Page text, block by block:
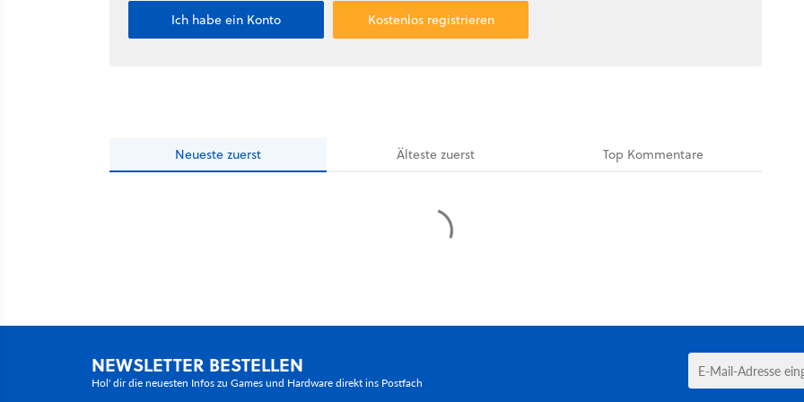
Ich habe ein Konto Kostenlos registrieren
Neueste zuerst Ältestezuerst Top Kommentare
NEWSLETTER BESTELLEN
Hol' dir die neuesten Infos zu Games und Hardware direkt ins Postfach